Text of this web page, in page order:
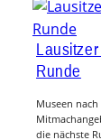
Runde
Museen
die nächste